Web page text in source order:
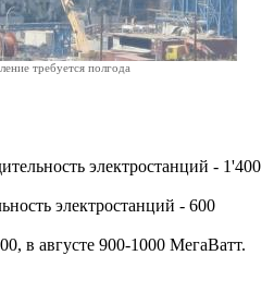
требуется полгода
электростанций - 1'400
электростанций - 600
в августе 900-1000 МегаВатт.